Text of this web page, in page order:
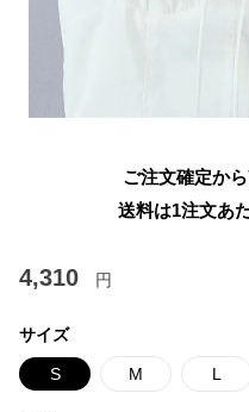
ご注文確定か
送料は1注文あ
4,310 円
サイズ
S M L